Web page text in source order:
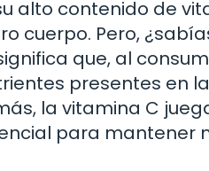
alto contenido de
cuerpo. Pero,
que, al
presentes en
la vitamina C
para mantener